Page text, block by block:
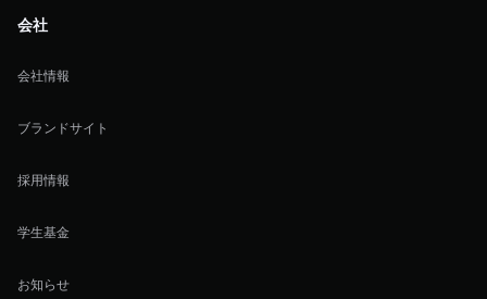
会社
会社情報
ブランドサイト
採用情報
学生基金
お知らせ